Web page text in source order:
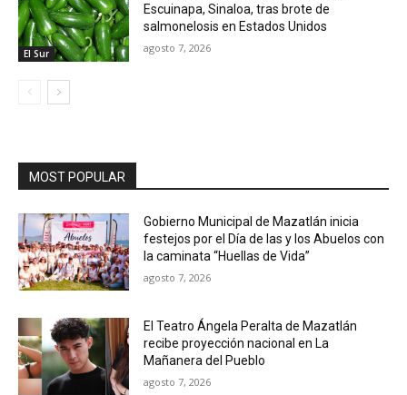
El Sur
Escuinapa, Sinaloa, tras brote de
salmonelosis en Estados Unidos
agosto 7, 2026
MOST POPULAR
Gobierno Municipal de Mazatlán inicia
festejos por el Día de las y los Abuelos con
la caminata “Huellas de Vida”
agosto 7, 2026
El Teatro Ángela Peralta de Mazatlán
recibe proyección nacional en La
Mañanera del Pueblo
agosto 7, 2026